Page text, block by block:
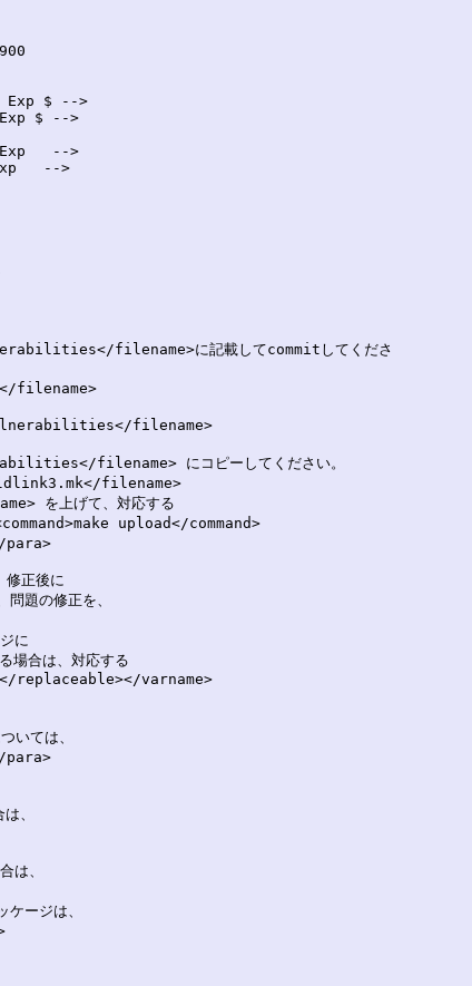
Exp $ -->
$ -->
-->
-->
filename>に記載してcommitしてくださ
filename>
filename>
filename> にコピーしてください。
filename>
を上げて、対応する
upload</command>
para>
正後に
replaceable></varname>
ては、
、
、
ージは、